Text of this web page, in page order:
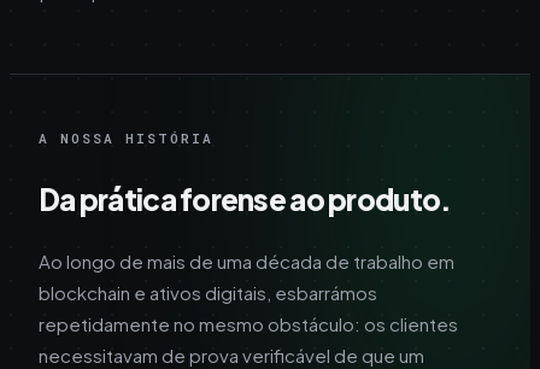
A NOSSA HISTÓRIA
Da prática forense ao produto.
Ao longo de mais de uma década de trabalho em
blockchain e ativos digitais, esbarrámos
repetidamente no mesmo obstáculo: os clientes
necessitavam de prova verificável de que um